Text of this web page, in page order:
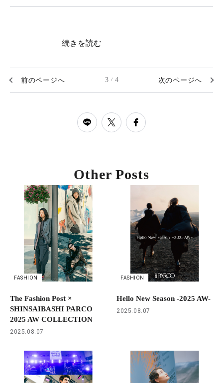
続きを読む
前のページへ 3 / 4 次のページへ
Other Posts
FASHION
The Fashion Post ×
SHINSAIBASHI PARCO
2025 AW COLLECTION
2025.08.07
FASHION
Hello New Season -2025 AW-
2025.08.07